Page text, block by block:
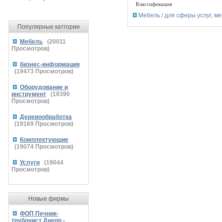
Популярные катгории
Мебель (20011
Просмотров)
бизнес-информация
(19473 Просмотров)
Оборудование и
инструмент
(19390
Просмотров)
Деревообработка
(19169 Просмотров)
Комплектующие
(19074 Просмотров)
Услуги (19044
Просмотров)
Новые фирмы
ФОП Печник-
трубочист Днепр -
Классификация
Мебель / для сферы услуг,